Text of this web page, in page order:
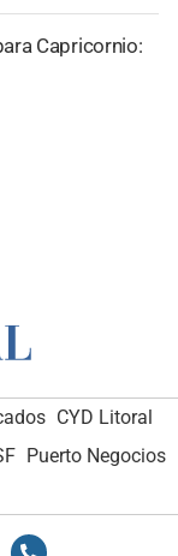
Capricornio:
CYD Litoral
Puerto Negocios